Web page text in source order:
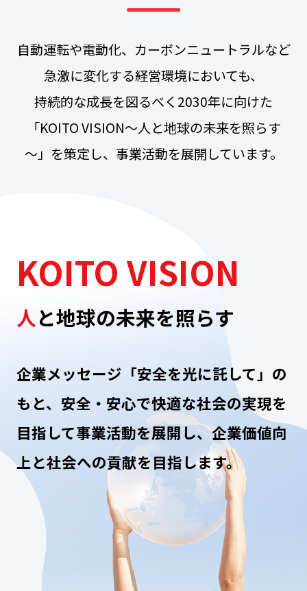
自動運転や電動化、カーボンニュートラルなど
急激に変化する経営環境においても、
持続的な成長を図るべく2030年に向けた
「KOITO VISION～人と地球の未来を照らす
～」を策定し、事業活動を展開しています。
KOITO VISION
人と地球の未来を照らす
企業メッセージ「安全を光に託して」の
もと、 安全・安心で快適な社会の実現を
目指して事業活動を展開し、企業価値向
上と社会への貢献を目指します。